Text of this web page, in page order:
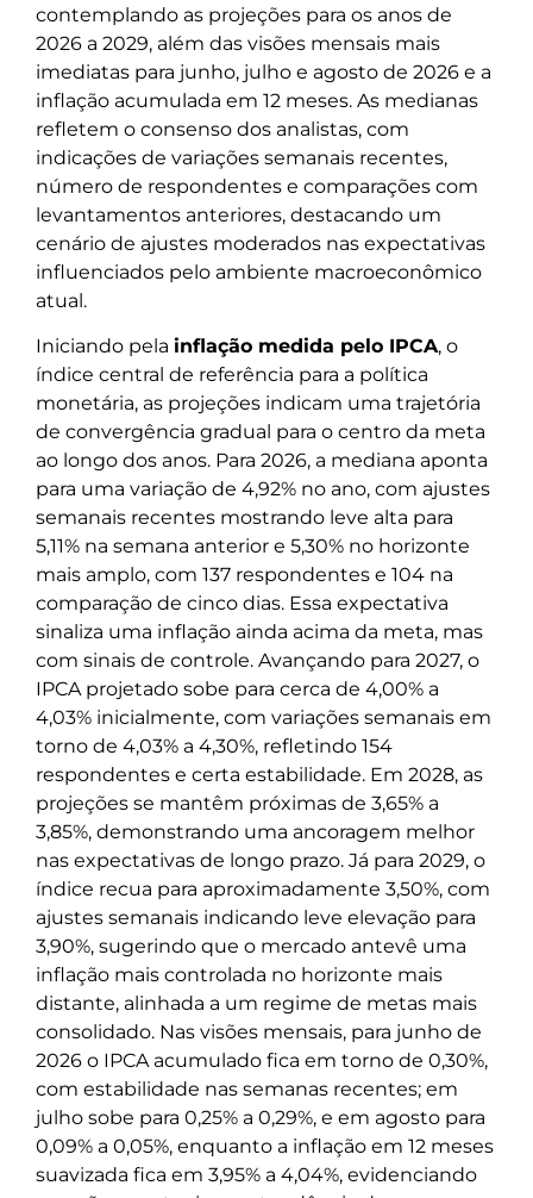
contemplando as projeções para os anos de
2026 a 2029, além das visões mensais mais
imediatas para junho, julho e agosto de 2026 e a
inflação acumulada em 12 meses. As medianas
refletem o consenso dos analistas, com
indicações de variações semanais recentes,
número de respondentes e comparações com
levantamentos anteriores, destacando um
cenário de ajustes moderados nas expectativas
influenciados pelo ambiente macroeconômico
atual.
Iniciando pela inflação medida pelo IPCA, o
índice central de referência para a política
monetária, as projeções indicam uma trajetória
de convergência gradual para o centro da meta
ao longo dos anos. Para 2026, a mediana aponta
para uma variação de 4,92% no ano, com ajustes
semanais recentes mostrando leve alta para
5,11% na semana anterior e 5,30% no horizonte
mais amplo, com 137 respondentes e 104 na
comparação de cinco dias. Essa expectativa
sinaliza uma inflação ainda acima da meta, mas
com sinais de controle. Avançando para 2027, o
IPCA projetado sobe para cerca de 4,00% a
4,03% inicialmente, com variações semanais em
torno de 4,03% a 4,30%, refletindo 154
respondentes e certa estabilidade. Em 2028, as
projeções se mantêm próximas de 3,65% a
3,85%, demonstrando uma ancoragem melhor
nas expectativas de longo prazo. Já para 2029, o
índice recua para aproximadamente 3,50%, com
ajustes semanais indicando leve elevação para
3,90%, sugerindo que o mercado antevê uma
inflação mais controlada no horizonte mais
distante, alinhada a um regime de metas mais
consolidado. Nas visões mensais, para junho de
2026 o IPCA acumulado fica em torno de 0,30%,
com estabilidade nas semanas recentes; em
julho sobe para 0,25% a 0,29%, e em agosto para
0,09% a 0,05%, enquanto a inflação em 12 meses
suavizada fica em 3,95% a 4,04%, evidenciando